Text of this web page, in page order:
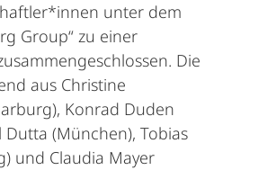
unter dem
Group“ zu einer
Die
aus Christine
Konrad Duden
Dutta (München), Tobias
und Claudia Mayer